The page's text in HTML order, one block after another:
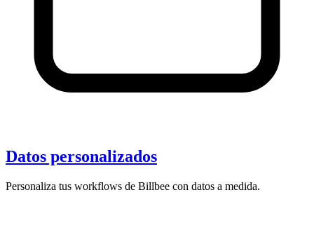
Datos personalizados
Personaliza tus workflows de Billbee con datos a medida.